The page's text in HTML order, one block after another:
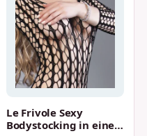
Le Frivole Sexy
Bodystocking in einer